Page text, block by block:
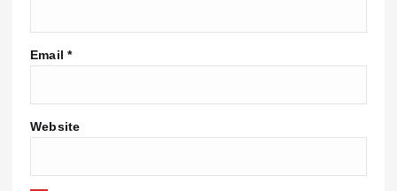
Email *
Website